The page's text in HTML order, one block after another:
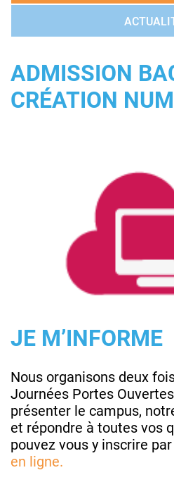
ADMISSION
CRÉATION
JE M’INFORME
Nous organisons deux
Journées Portes
présenter le campus,
et répondre à toutes vos
pouvez vous y inscrire
en ligne.